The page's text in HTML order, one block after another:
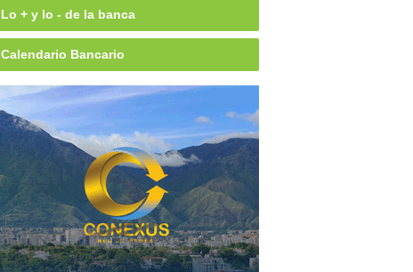
Lo + y lo - de la banca
Calendario Bancario